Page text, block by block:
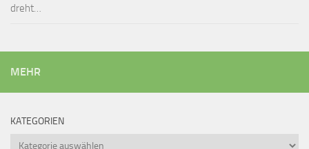
dreht…
MEHR
KATEGORIEN
Kategorien